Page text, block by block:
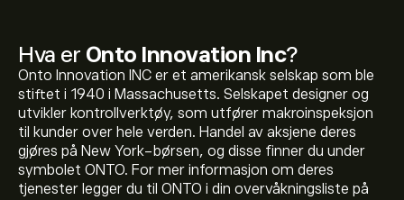
Hva er Onto Innovation Inc?
Onto Innovation INC er et amerikansk selskap som ble
stiftet i 1940 i Massachusetts. Selskapet designer og
utvikler kontrollverktøy, som utfører makroinspeksjon
til kunder over hele verden. Handel av aksjene deres
gjøres på New York-børsen, og disse finner du under
symbolet ONTO. For mer informasjon om deres
tjenester legger du til ONTO i din overvåkningsliste på
Den nåværende prisen på ONTO er 308.30‎$‎.